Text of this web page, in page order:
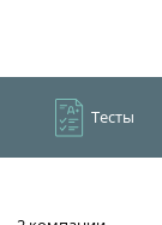
Тесты